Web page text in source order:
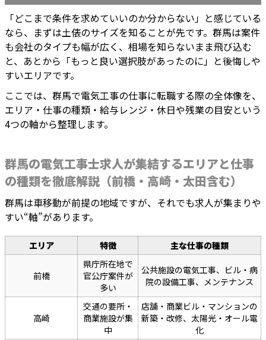
「どこまで条件を求めていいのか分からない」と感じている
なら、まずは土俵のサイズを知ることが先です。群馬は案件
も会社のタイプも幅が広く、相場を知らないまま飛び込む
と、あとから「もっと良い選択肢があったのに」と後悔しや
すいエリアです。
ここでは、群馬で電気工事の仕事に転職する際の全体像を、
エリア・仕事の種類・給与レンジ・休日や残業の目安という
4つの軸から整理します。
群馬の電気工事士求人が集結するエリアと仕事
の種類を徹底解説（前橋・高崎・太田含む）
群馬は車移動が前提の地域ですが、それでも求人が集まりや
すい“軸”があります。
エリア 特徴 主な仕事の種類
前橋
県庁所在地で
官公庁案件が
多い
公共施設の電気工事、ビル・病
院の設備工事、メンテナンス
高崎
交通の要所・
商業施設が集
中
店舗・商業ビル・マンションの
新築・改修、太陽光・オール電
化